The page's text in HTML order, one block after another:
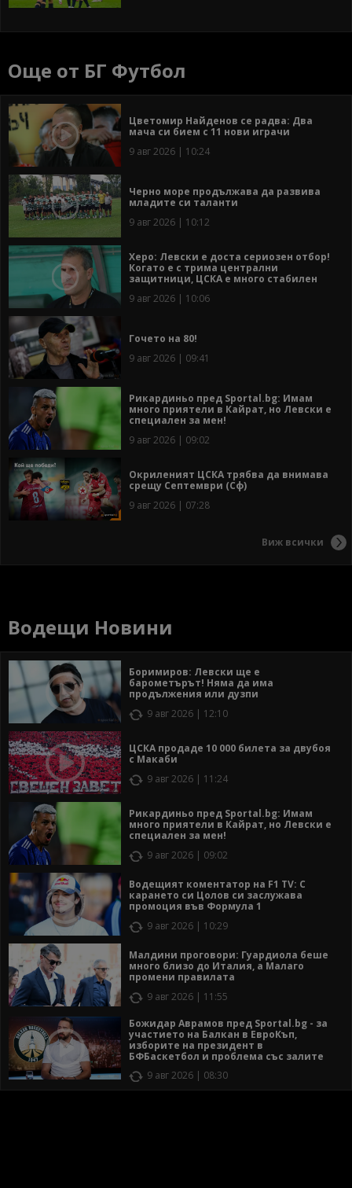
Още от БГ Футбол
Цветомир Найденов се радва: Два
мача си бием с 11 нови играчи
9 авг 2026 | 10:24
Черно море продължава да развива
младите си таланти
9 авг 2026 | 10:12
Херо: Левски е доста сериозен отбор!
Когато е с трима централни
защитници, ЦСКА е много стабилен
9 авг 2026 | 10:06
Гочето на 80!
9 авг 2026 | 09:41
Рикардиньо пред Sportal.bg: Имам
много приятели в Кайрат, но Левски е
специален за мен!
9 авг 2026 | 09:02
Окриленият ЦСКА трябва да внимава
срещу Септември (Сф)
9 авг 2026 | 07:28
Виж всички
Водещи Новини
Боримиров: Левски ще е
барометърът! Няма да има
продължения или дузпи
9 авг 2026 | 12:10
ЦСКА продаде 10 000 билета за двубоя
с Макаби
9 авг 2026 | 11:24
Рикардиньо пред Sportal.bg: Имам
много приятели в Кайрат, но Левски е
специален за мен!
9 авг 2026 | 09:02
Водещият коментатор на F1 TV: С
карането си Цолов си заслужава
промоция във Формула 1
9 авг 2026 | 10:29
Малдини проговори: Гуардиола беше
много близо до Италия, а Малаго
промени правилата
9 авг 2026 | 11:55
Божидар Аврамов пред Sportal.bg - за
участието на Балкан в ЕвроКъп,
изборите на президент в
БФБаскетбол и проблема със залите
9 авг 2026 | 08:30